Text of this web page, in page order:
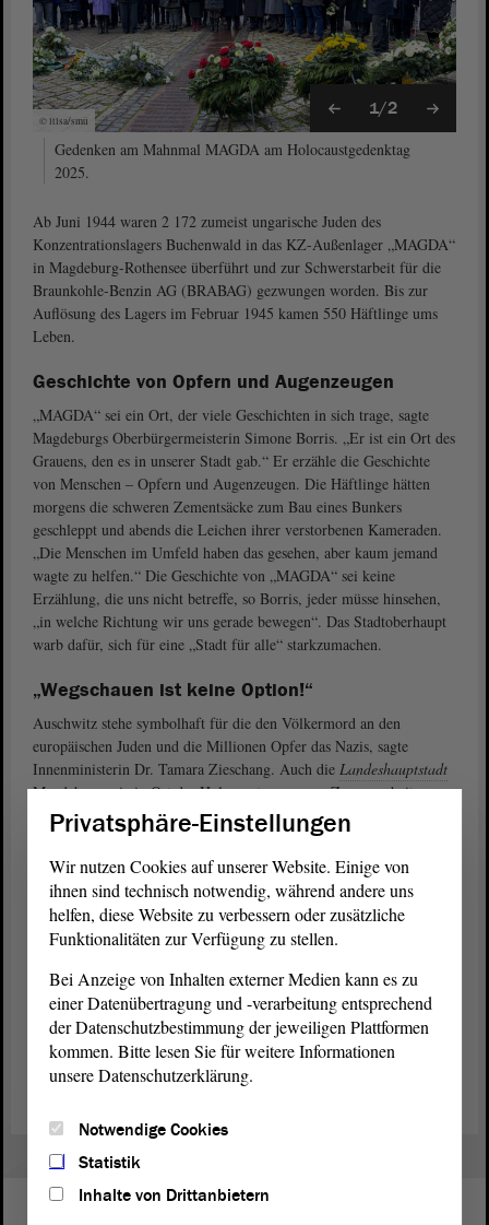
© ltlsa/smü
1/2
Gedenken am Mahnmal MAGDA am Holocaustgedenktag
2025.
Ab Juni 1944 waren 2 172 zumeist ungarische Juden des
Konzentrationslagers Buchenwald in das KZ-Außenlager „MAGDA“
in Magdeburg-Rothensee überführt und zur Schwerstarbeit für die
Braunkohle-Benzin AG (BRABAG) gezwungen worden. Bis zur
Auflösung des Lagers im Februar 1945 kamen 550 Häftlinge ums
Leben.
Geschichte von Opfern und Augenzeugen
„MAGDA“ sei ein Ort, der viele Geschichten in sich trage, sagte
Magdeburgs Oberbürgermeisterin Simone Borris. „Er ist ein Ort des
Grauens, den es in unserer Stadt gab.“ Er erzähle die Geschichte
von Menschen ‒ Opfern und Augenzeugen. Die Häftlinge hätten
morgens die schweren Zementsäcke zum Bau eines Bunkers
geschleppt und abends die Leichen ihrer verstorbenen Kameraden.
„Die Menschen im Umfeld haben das gesehen, aber kaum jemand
wagte zu helfen.“ Die Geschichte von „MAGDA“ sei keine
Erzählung, die uns nicht betreffe, so Borris, jeder müsse hinsehen,
„in welche Richtung wir uns gerade bewegen“. Das Stadtoberhaupt
warb dafür, sich für eine „Stadt für alle“ starkzumachen.
„Wegschauen ist keine Option!“
Auschwitz stehe symbolhaft für die den Völkermord an den
europäischen Juden und die Millionen Opfer das Nazis, sagte
Innenministerin Dr. Tamara Zieschang. Auch die Landeshauptstadt
Magdeburg sei ein Ort des Holocausts gewesen. Zwangsarbeiter aus
vielen europäischen Ländern seien hier zur Arbeit gezwungen
worden. „Den Magdeburgern konnten weder das Lager noch die
Häftlinge verborgen geblieben sein.“ Der Gedenktag am 27. Januar
und das Mahnmal diene der Erinnerung und halte die
Verantwortung des „Nie wieder“ wach. Die Aufarbeitung der
Ereignisse diene so auch dazu, über das Hier und Heute
nachzudenken: „Wegschauen ist keine Option!“
Vertreterinnen und Vertreter der liberalen jüdischen Gemeinde
Magdeburg, der Synagogen-Gemeinde Magdeburg sowie der
evangelischen und katholischen Kirche sprachen Worte des
Gedenkens und des Gebets.
Privatsphäre-Einstellungen
Wir nutzen Cookies auf unserer Website. Einige von
ihnen sind technisch notwendig, während andere uns
helfen, diese Website zu verbessern oder zusätzliche
Funktionalitäten zur Verfügung zu stellen.
Bei Anzeige von Inhalten externer Medien kann es zu
einer Datenübertragung und -verarbeitung entsprechend
der Datenschutzbestimmung der jeweiligen Plattformen
kommen. Bitte lesen Sie für weitere Informationen
unsere Datenschutzerklärung.
Notwendige Cookies
Statistik
Inhalte von Drittanbietern